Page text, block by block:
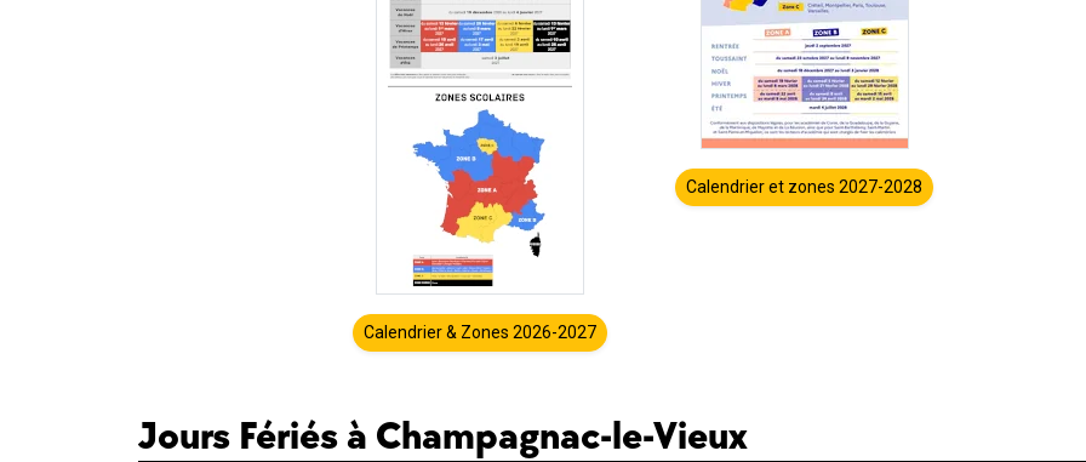
Calendrier & Zones 2026-2027
Calendrier et zones 2027-2028
Jours Fériés à Champagnac-le-Vieux